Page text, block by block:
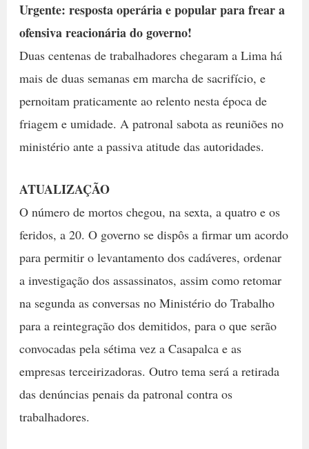
Urgente: resposta operária e popular para frear a
ofensiva reacionária do governo!
Duas centenas de trabalhadores chegaram a Lima há
mais de duas semanas em marcha de sacrifício, e
pernoitam praticamente ao relento nesta época de
friagem e umidade. A patronal sabota as reuniões no
ministério ante a passiva atitude das autoridades.
ATUALIZAÇÃO
O número de mortos chegou, na sexta, a quatro e os
feridos, a 20. O governo se dispôs a firmar um acordo
para permitir o levantamento dos cadáveres, ordenar
a investigação dos assassinatos, assim como retomar
na segunda as conversas no Ministério do Trabalho
para a reintegração dos demitidos, para o que serão
convocadas pela sétima vez a Casapalca e as
empresas terceirizadoras. Outro tema será a retirada
das denúncias penais da patronal contra os
trabalhadores.